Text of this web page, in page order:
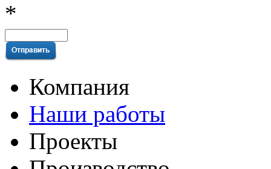
*
Компания
Наши работы
Проекты